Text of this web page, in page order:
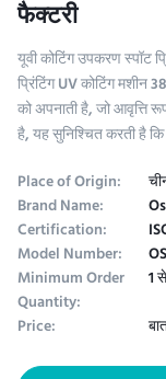
फैक्टरी
यूवी कोटिंग उपकरण स्पॉट
प्रिंटिंग UV कोटिंग मशीन
को अपनाती है, जो आवृत्ति
है, यह सुनिश्चित करती है
Place of Origin:
Brand Name:
Certification:
Model Number:
Minimum Order
Quantity:
1
Price: